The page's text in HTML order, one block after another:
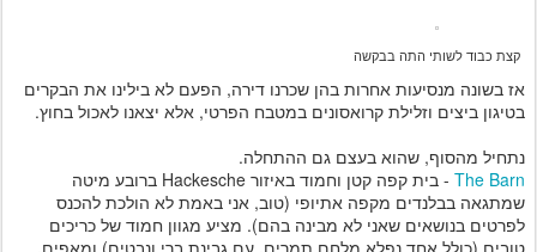
קצת כבוד לשותי התה בבקשה
אז בשונה מנסיעות אחרות בהן שכרנו דירה, הפעם לא בילינו את הבקרים
בטיגון ביצים וזלילת קרואסונים במטבח הפרטי, אלא יצאנו לאכול בחוץ.
נתחיל מהסוף, שהוא בעצם גם ההתחלה.
The Barn
- בית קפה קטן וחמוד באיזור Hackesche ברובע מיטה
שמתגאה בבלנדים מקפה אתיופי (טוב, אני באמת לא הולכת להכנס
לפרטים בנושאים שאני לא מבינה בהם). מציע מגוון חמוד של כריכים